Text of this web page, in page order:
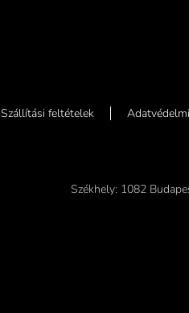
Szállítási feltételek
Székhely: 1082